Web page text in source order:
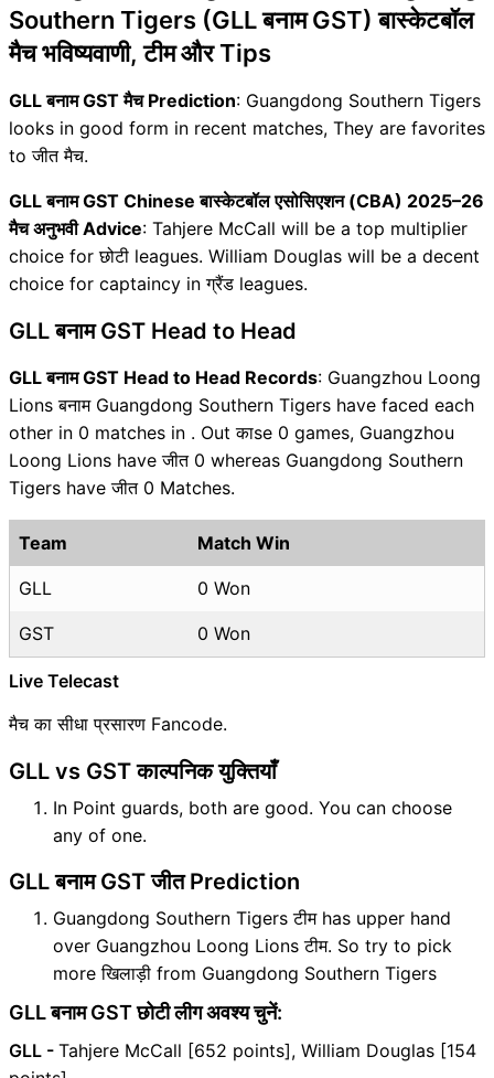
Southern Tigers (GLL बनाम GST) बास्केटबॉल
मैच भविष्यवाणी, टीम और Tips
GLL बनाम GST मैच Prediction: Guangdong Southern Tigers
looks in good form in recent matches, They are favorites
to जीत मैच.
GLL बनाम GST Chinese बास्केटबॉल एसोसिएशन (CBA) 2025–26
मैच अनुभवी Advice: Tahjere McCall will be a top multiplier
choice for छोटी leagues. William Douglas will be a decent
choice for captaincy in ग्रैंड leagues.
GLL बनाम GST Head to Head
GLL बनाम GST Head to Head Records: Guangzhou Loong
Lions बनाम Guangdong Southern Tigers have faced each
other in 0 matches in . Out काse 0 games, Guangzhou
Loong Lions have जीत 0 whereas Guangdong Southern
Tigers have जीत 0 Matches.
Team Match Win
GLL 0 Won
GST 0 Won
Live Telecast
मैच का सीधा प्रसारण Fancode.
GLL vs GST काल्पनिक युक्तियाँ
In Point guards, both are good. You can choose
any of one.
GLL बनाम GST जीत Prediction
Guangdong Southern Tigers टीम has upper hand
over Guangzhou Loong Lions टीम. So try to pick
more खिलाड़ी from Guangdong Southern Tigers
GLL बनाम GST छोटी लीग अवश्य चुनें:
GLL - Tahjere McCall [652 points], William Douglas [154